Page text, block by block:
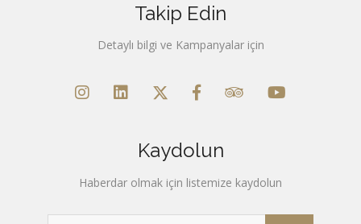
Takip Edin
Detaylı bilgi ve Kampanyalar için
Kaydolun
Haberdar olmak için listemize kaydolun